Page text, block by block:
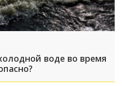
воде во время